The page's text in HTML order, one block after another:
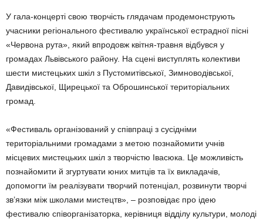
У гала-концерті свою творчість глядачам продемонструють
учасники регіонального фестивалю української естрадної пісні
«Червона рута», який впродовж квітня-травня відбувся у
громадах Львівського району. На сцені виступлять колективи
шести мистецьких шкіл з Пустомитівської, Зимноводівської,
Давидівської, Щирецької та Оброшинської територіальних
громад.
«Фестиваль організований у співпраці з сусідніми
територіальними громадами з метою познайомити учнів
місцевих мистецьких шкіл з творчістю Івасюка. Це можливість
познайомити й згуртувати юних митців та їх викладачів,
допомогти їм реалізувати творчий потенціал, розвинути творчі
зв’язки між школами мистецтв», – розповідає про ідею
фестивалю співорганізаторка, керівниця відділу культури, молоді